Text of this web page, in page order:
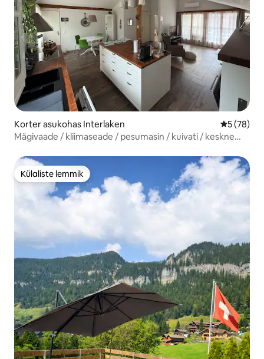
Korter asukohas Interlaken Keskmine
5 (78)
Mägivaade / kliimaseade / pesumasin / kuivati / keskne
Külaliste lemmik
Külaliste lemmik